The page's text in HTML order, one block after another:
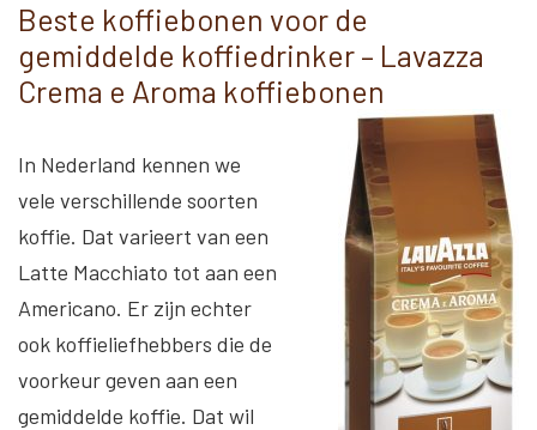
Beste koffiebonen voor de
gemiddelde koffiedrinker – Lavazza
Crema e Aroma koffiebonen
In Nederland kennen we
vele verschillende soorten
koffie. Dat varieert van een
Latte Macchiato tot aan een
Americano. Er zijn echter
ook koffieliefhebbers die de
voorkeur geven aan een
gemiddelde koffie. Dat wil